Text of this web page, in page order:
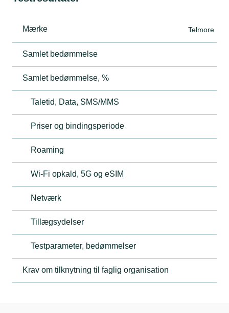
Mærke Telmore
Samlet bedømmelse
Samlet bedømmelse, %
Taletid, Data, SMS/MMS
Priser og bindingsperiode
Roaming
Wi-Fi opkald, 5G og eSIM
Netværk
Tillægsydelser
Testparameter, bedømmelser
Krav om tilknytning til faglig organisation